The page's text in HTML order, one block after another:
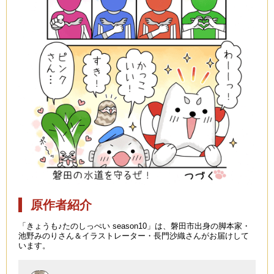
原作者紹介
「きょうも♪たのしっぺい season10」は、磐田市出身の脚本家・
池野みのりさん＆イラストレーター・長門沙織さんがお届けして
います。